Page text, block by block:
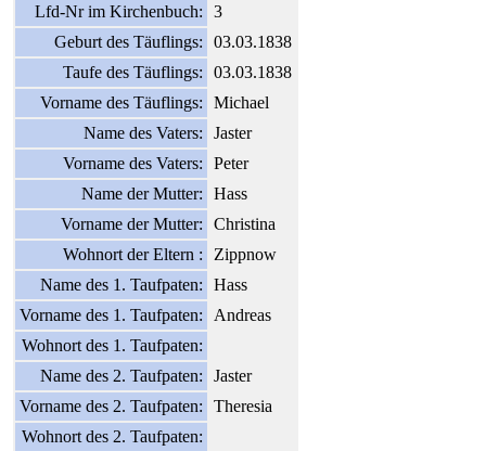
Lfd-Nr im Kirchenbuch:
3
Geburt des Täuflings:
03.03.1838
Taufe des Täuflings:
03.03.1838
Vorname des Täuflings:
Michael
Name des Vaters:
Jaster
Vorname des Vaters:
Peter
Name der Mutter:
Hass
Vorname der Mutter:
Christina
Wohnort der Eltern :
Zippnow
Name des 1. Taufpaten:
Hass
Vorname des 1. Taufpaten:
Andreas
Wohnort des 1. Taufpaten:
Name des 2. Taufpaten:
Jaster
Vorname des 2. Taufpaten:
Theresia
Wohnort des 2. Taufpaten: